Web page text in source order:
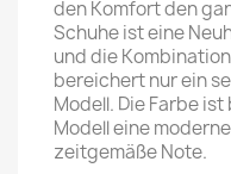
den Komfort den
Schuhe ist eine
und die
bereichert nur ein
Modell. Die Farbe
Modell eine
zeitgemäße Note.